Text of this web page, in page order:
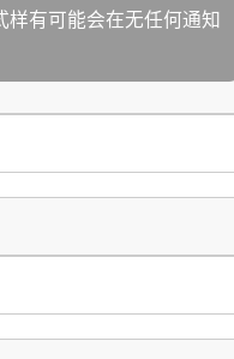
样有可能会在无任何通知